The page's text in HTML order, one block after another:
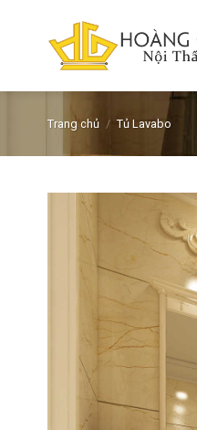
Trang chủ / Tủ Lavabo